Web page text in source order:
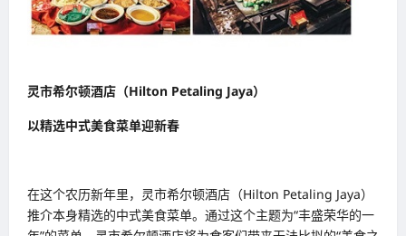
灵市希尔顿酒店（Hilton Petaling Jaya）
以精选中式美食菜单迎新春
在这个农历新年里，灵市希尔顿酒店（Hilton Petaling Jaya）
推介本身精选的中式美食菜单。通过这个主题为“丰盛荣华的一